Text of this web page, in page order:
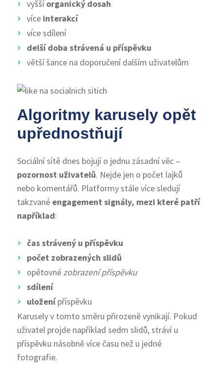
vyšší organický dosah
více interakcí
více sdílení
delší doba strávená u příspěvku
větší šance na doporučení dalším uživatelům
Algoritmy karusely opět
upřednostňují
Sociální sítě dnes bojují o jednu zásadní věc –
pozornost uživatelů. Nejde jen o počet lajků
nebo komentářů. Platformy stále více sledují
takzvané engagement signály, mezi které patří
například:
čas strávený u příspěvku
počet zobrazených slidů
opětovnézobrazení příspěvku
sdílení
uloženípříspěvku
Karusely v tomto směru přirozeně vynikají. Pokud
uživatel projde například sedm slidů, stráví u
příspěvku násobně více času než u jedné
fotografie.